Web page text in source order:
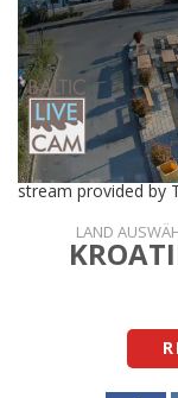
stream provided by
LAND